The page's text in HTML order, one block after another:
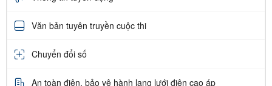
Văn bản tuyên truyền cuộc thi
Chuyển đổi số
An toàn điện, bảo vệ hành lang lưới điện cao áp